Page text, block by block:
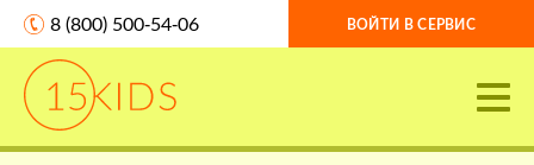
8 (800) 500-54-06 ВОЙТИ В СЕРВИС